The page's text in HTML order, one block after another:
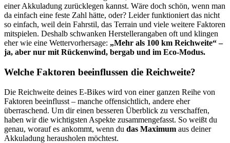
einer Akkuladung zurücklegen kannst. Wäre doch schön, wenn man
da einfach eine feste Zahl hätte, oder? Leider funktioniert das nicht
so einfach, weil dein Fahrstil, das Terrain und viele weitere Faktoren
mitspielen. Deshalb schwanken Herstellerangaben oft und klingen
eher wie eine Wettervorhersage: „Mehr als 100 km Reichweite“ –
ja, aber nur mit Rückenwind, bergab und im Eco-Modus.
Welche Faktoren beeinflussen die Reichweite?
Die Reichweite deines E-Bikes wird von einer ganzen Reihe von
Faktoren beeinflusst – manche offensichtlich, andere eher
überraschend. Um dir einen besseren Überblick zu verschaffen,
haben wir die wichtigsten Aspekte zusammengefasst. So weißt du
genau, worauf es ankommt, wenn du das Maximum aus deiner
Akkuladung herausholen möchtest.